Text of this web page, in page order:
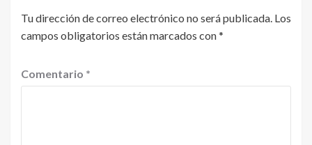
Tu dirección de correo electrónico no será publicada. Los
campos obligatorios están marcados con*
Comentario *